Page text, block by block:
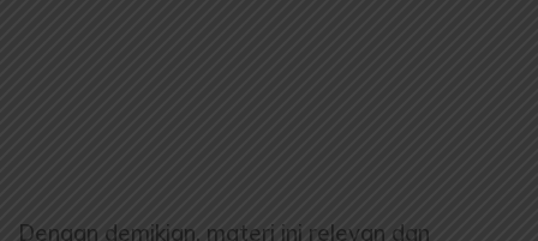
Dengan demikian, materi ini relevan dan